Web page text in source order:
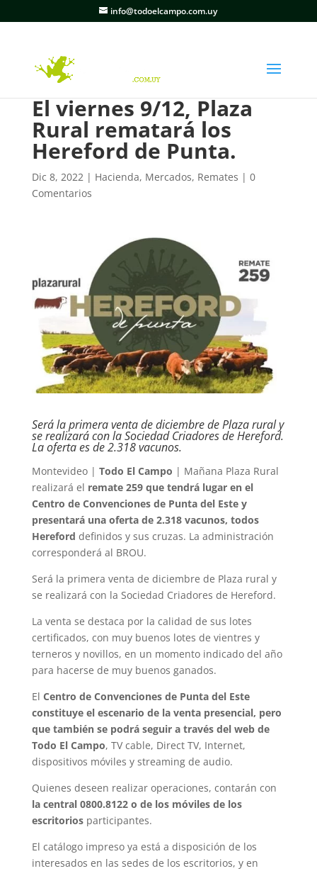
info@todoelcampo.com.uy
El viernes 9/12, Plaza
Rural rematará los
Hereford de Punta.
Dic 8, 2022| Hacienda, Mercados, Remates | 0
Comentarios
Será la primera venta de diciembre de Plaza rural y
se realizará con la Sociedad Criadores de Hereford.
La oferta es de 2.318 vacunos.
Montevideo | Todo El Campo | Mañana Plaza Rural
realizará el remate 259 que tendrá lugar en el
Centro de Convenciones de Punta del Este y
presentará una oferta de 2.318 vacunos, todos
Hereford definidos y sus cruzas. La administración
corresponderá al BROU.
Será la primera venta de diciembre de Plaza rural y
se realizará con la Sociedad Criadores de Hereford.
La venta se destaca por la calidad de sus lotes
certificados, con muy buenos lotes de vientres y
terneros y novillos, en un momento indicado del año
para hacerse de muy buenos ganados.
El Centro de Convenciones de Punta del Este
constituye el escenario de la venta presencial, pero
que también se podrá seguir a través del web de
Todo El Campo, TV cable, Direct TV, Internet,
dispositivos móviles y streaming de audio.
Quienes deseen realizar operaciones, contarán con
la central 0800.8122 o de los móviles de los
escritoriosparticipantes.
El catálogo impreso ya está a disposición de los
interesados en las sedes de los escritorios, y en